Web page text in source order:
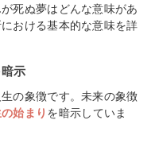
死ぬ夢はどんな意味があ
おける基本的な意味を詳
示
の象徴です。未来の象徴
始まり を暗示していま